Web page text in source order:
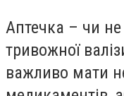
Аптечка – чи
тривожної
важливо мати